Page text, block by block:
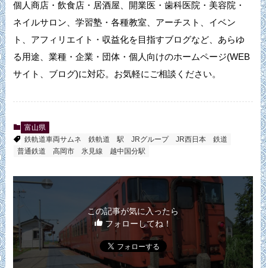
個人商店・飲食店・居酒屋、開業医・歯科医院・美容院・
ネイルサロン、学習塾・各種教室、アーチスト、イベン
ト、アフィリエイト・収益化を目指すブログなど、あらゆ
る用途、業種・企業・団体・個人向けのホームページ(WEB
サイト、ブログ)に対応。お気軽にご相談ください。
富山県
鉄軌道車両サムネ
鉄軌道 駅 JRグループ JR西日本
鉄道
普通鉄道
高岡市 氷見線 越中国分駅
この記事が気に入ったら
フォローしてね！